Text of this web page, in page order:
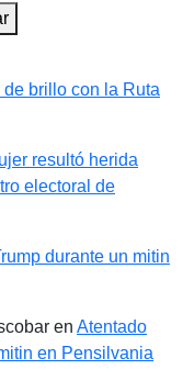
brillo con la Ruta
resultó herida
electoral de
durante un mitin
en Atentado
en Pensilvania